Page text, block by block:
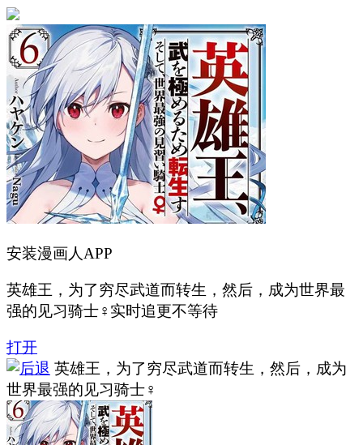
安装漫画人APP
英雄王，为了穷尽武道而转生，然后，成为世界最
强的见习骑士♀实时追更不等待
打开
英雄王，为了穷尽武道而转生，然后，成为
世界最强的见习骑士♀